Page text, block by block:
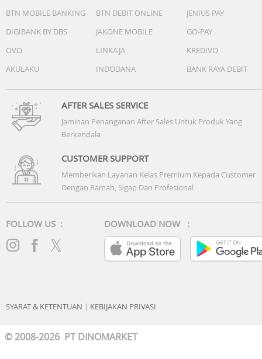
BTN MOBILE BANKING
BTN DEBIT ONLINE
JENIUS PAY
DIGIBANK BY DBS
JAKONE MOBILE
GO-PAY
OVO
LINKAJA
KREDIVO
AKULAKU
INDODANA BANK RAYA DEBIT
AFTER SALES SERVICE
Jaminan Penanganan After Sales Untuk Produk Yang
Berkendala
CUSTOMER SUPPORT
Memberikan Layanan Kelas Premium Kepada Customer
Dengan Ramah, Sigap Dan Profesional
FOLLOW US : DOWNLOAD NOW :
SYARAT & KETENTUAN | KEBIJAKAN PRIVASI
© 2008-2026 PT DINOMARKET